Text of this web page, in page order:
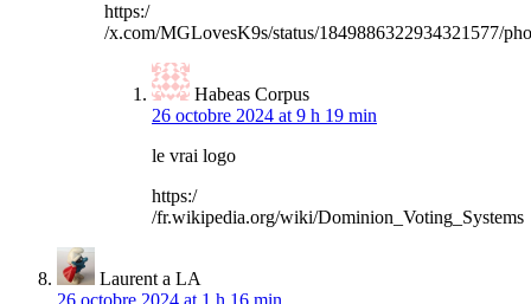
https:/
/x.com/MGLovesK9s/status/1849886322934321577/
Habeas Corpus
26 octobre 2024 at 9 h 19 min
le vrai logo
https:/
/fr.wikipedia.org/wiki/Dominion_Voting_Systems
Laurent a LA